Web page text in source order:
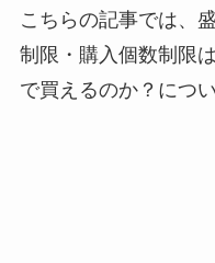
こちらの記事では、
制限・購入個数制限
で買えるのか？につ